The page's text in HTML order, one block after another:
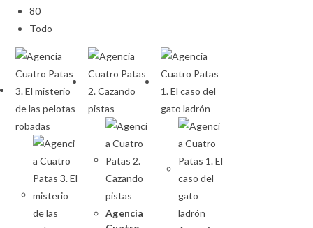
80
Todo
Agencia